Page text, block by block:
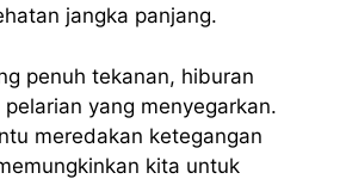
jangka panjang.
penuh tekanan, hiburan
yang menyegarkan.
meredakan ketegangan
kita untuk